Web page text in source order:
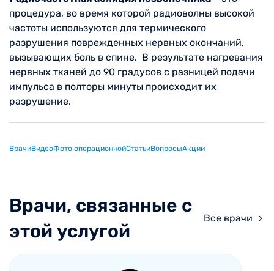
процедура, во время которой радиоволны высокой
частоты используются для термического
разрушения поврежденных нервных окончаний,
вызывающих боль в спине. В результате нагревания
нервных тканей до 90 градусов с разницей подачи
импульса в полторы минуты происходит их
разрушение.
ВрачиВидеоФото операционнойСтатьиВопросыАкции
Врачи, связанные с
этой услугой
Все врачи